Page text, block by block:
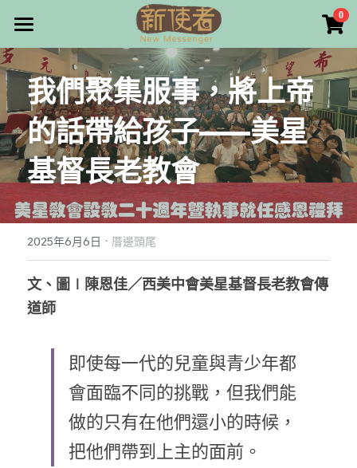
0
最新消息
關於我們
雜誌目錄
雜誌專欄
最新文章
編者的話
本期主題
乘著夢想去旅行
成長部落格
特稿
畫話人生
寫寫畫畫
漫畫
訂購/奉獻/廣告刊登
好站連結
Facebook
搜索
奉獻支持
我們聚集服事，將上帝
的話帶給孩子——美星
基督長老教會
2025年6月6日 · 厝邊頭尾
文、圖∣陳恩佳／西美中會美星基督長老教會傳
道師
即使每一代的兒童與青少年都
會面臨不同的挑戰，但我們能
做的只有在他們還小的時候，
把他們帶到上主的面前。
×
商品分類
所有商品分類